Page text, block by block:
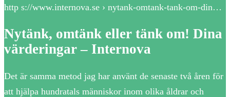
http s://www.internova.se › nytank-omtank-tank-om-din…
Nytänk, omtänk eller tänk om! Dina
värderingar – Internova
Det är samma metod jag har använt de senaste två åren för
att hjälpa hundratals människor inom olika åldrar och